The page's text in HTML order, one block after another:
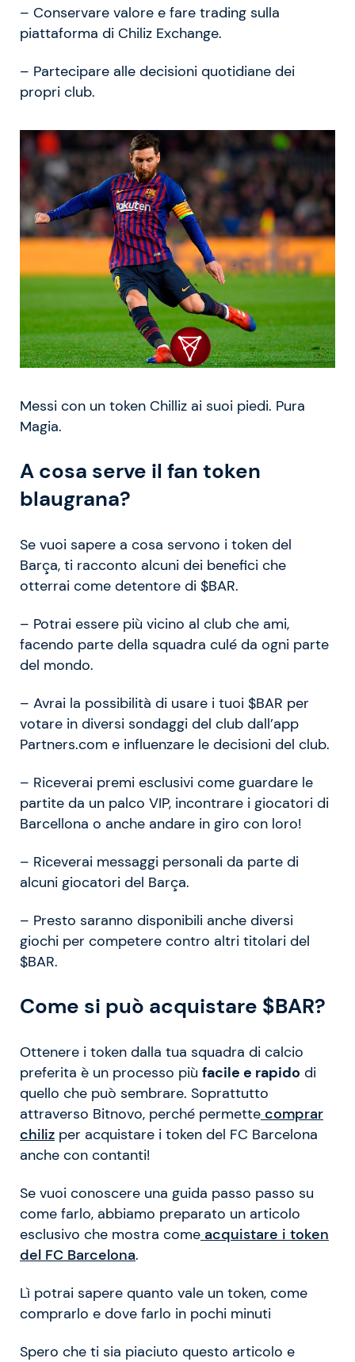
– Conservare valore e fare trading sulla
piattaforma di Chiliz Exchange.
– Partecipare alle decisioni quotidiane dei
propri club.
Messi con un token Chilliz ai suoi piedi. Pura
Magia.
A cosa serve il fan token
blaugrana?
Se vuoi sapere a cosa servono i token del
Barça, ti racconto alcuni dei benefici che
otterrai come detentore di $BAR.
– Potrai essere più vicino al club che ami,
facendo parte della squadra culé da ogni parte
del mondo.
– Avrai la possibilità di usare i tuoi $BAR per
votare in diversi sondaggi del club dall’app
Partners.com e influenzare le decisioni del club.
– Riceverai premi esclusivi come guardare le
partite da un palco VIP, incontrare i giocatori di
Barcellona o anche andare in giro con loro!
– Riceverai messaggi personali da parte di
alcuni giocatori del Barça.
– Presto saranno disponibili anche diversi
giochi per competere contro altri titolari del
$BAR.
Come si può acquistare $BAR?
Ottenere i token dalla tua squadra di calcio
preferita è un processo più facile e rapido di
quello che può sembrare. Soprattutto
attraverso Bitnovo, perché permette comprar
chiliz per acquistare i token del FC Barcelona
anche con contanti!
Se vuoi conoscere una guida passo passo su
come farlo, abbiamo preparato un articolo
esclusivo che mostra come acquistare i token
del FC Barcelona.
Lì potrai sapere quanto vale un token, come
comprarlo e dove farlo in pochi minuti
Spero che ti sia piaciuto questo articolo e